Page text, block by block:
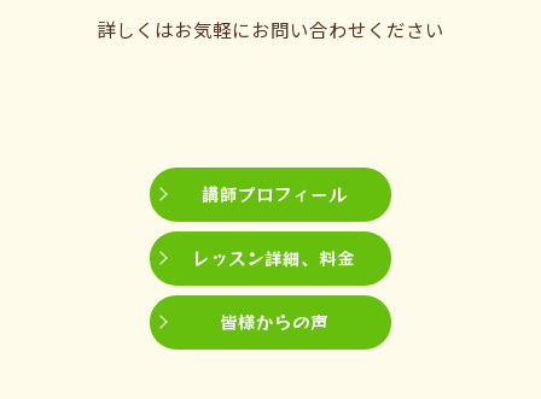
詳しくはお気軽にお問い合わせください
講師プロフィール
レッスン詳細、料金
皆様からの声